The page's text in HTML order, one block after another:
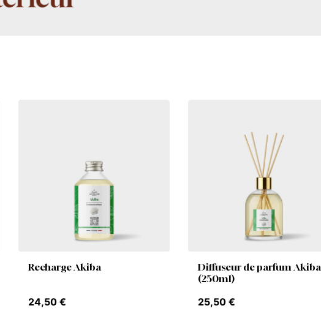
Recharge Akiba
24,50€
Diffuseur de parfum Akiba
(250ml)
25,50 €